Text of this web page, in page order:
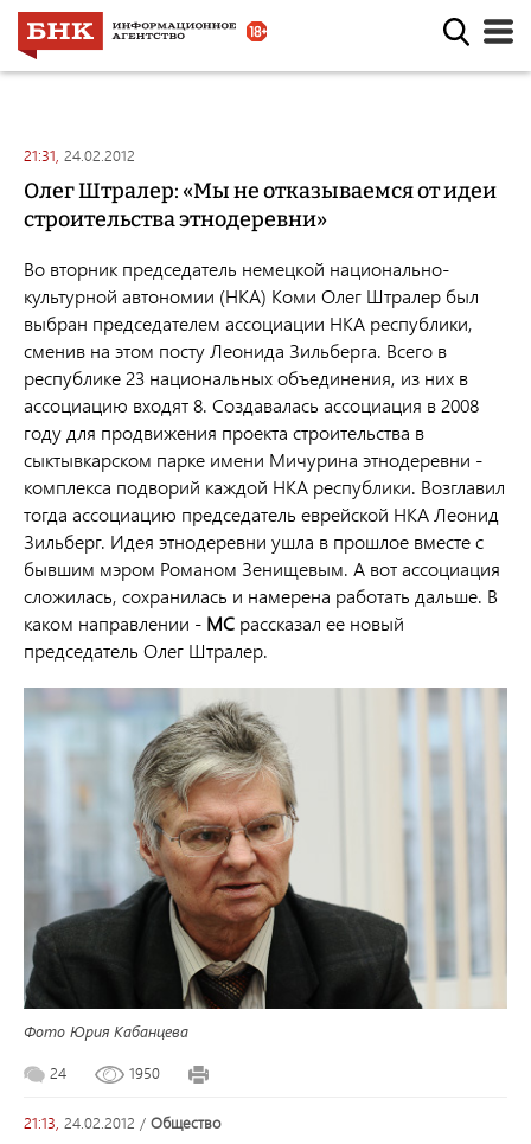
21:31, 24.02.2012
Олег Штралер: «Мы не отказываемся от идеи
строительства этнодеревни»
Во вторник председатель немецкой национально-
культурной автономии (НКА) Коми Олег Штралер был
выбран председателем ассоциации НКА республики,
сменив на этом посту Леонида Зильберга. Всего в
республике 23 национальных объединения, из них в
ассоциацию входят 8. Создавалась ассоциация в 2008
году для продвижения проекта строительства в
сыктывкарском парке имени Мичурина этнодеревни -
комплекса подворий каждой НКА республики. Возглавил
тогда ассоциацию председатель еврейской НКА Леонид
Зильберг. Идея этнодеревни ушла в прошлое вместе с
бывшим мэром Романом Зенищевым. А вот ассоциация
сложилась, сохранилась и намерена работать дальше. В
каком направлении - МС рассказал ее новый
председатель Олег Штралер.
Фото Юрия Кабанцева
24 1950
21:13, 24.02.2012 / общество